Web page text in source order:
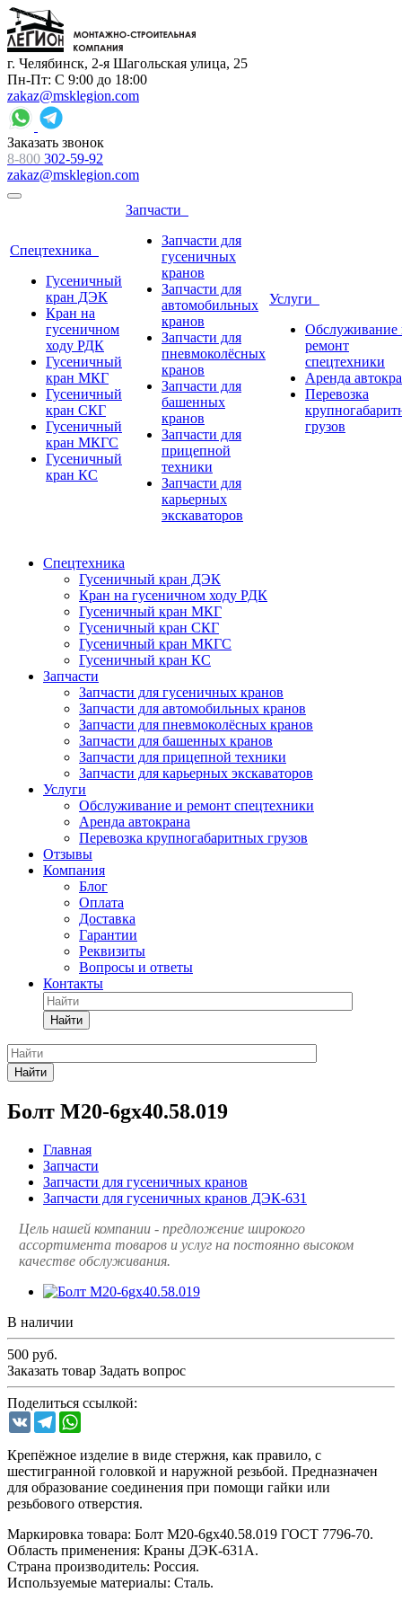
г. Челябинск, 2-я Шагольская улица, 25
Пн-Пт: С 9:00 до 18:00
zakaz@msklegion.com
Заказать звонок
8-800 302-59-92
zakaz@msklegion.com
Спецтехника
Гусеничный
кран ДЭК
Кран на
гусеничном
ходу РДК
Гусеничный
кран МКГ
Гусеничный
кран СКГ
Гусеничный
кран МКГС
Гусеничный
кран КС
Запчасти
Запчасти для
гусеничных
кранов
Запчасти для
автомобильных
кранов
Запчасти для
пневмоколёсных
кранов
Запчасти для
башенных
кранов
Запчасти для
прицепной
техники
Запчасти для
карьерных
экскаваторов
Услуги
Обслуживание
ремонт
спецтехники
Аренда
Перевозка
грузов
Спецтехника
Гусеничный кран ДЭК
Кран на гусеничном ходу РДК
Гусеничный кран МКГ
Гусеничный кран СКГ
Гусеничный кран МКГС
Гусеничный кран КС
Запчасти
Запчасти для гусеничных кранов
Запчасти для автомобильных кранов
Запчасти для пневмоколёсных кранов
Запчасти для башенных кранов
Запчасти для прицепной техники
Запчасти для карьерных экскаваторов
Услуги
Обслуживание и ремонт спецтехники
Аренда автокрана
Перевозка крупногабаритных грузов
Отзывы
Компания
Блог
Оплата
Доставка
Гарантии
Реквизиты
Вопросы и ответы
Контакты
Найти
Найти
Болт М20-6gх40.58.019
Главная
Запчасти
Запчасти для гусеничных кранов
Запчасти для гусеничных кранов ДЭК-631
Цель нашей компании - предложение широкого
ассортимента товаров и услуг на постоянно высоком
качестве обслуживания.
В наличии
500 руб.
Заказать товар Задать вопрос
Поделиться ссылкой:
VK Telegram
Крепёжное изделие в виде стержня, как правило, с
шестигранной головкой и наружной резьбой. Предназначен
для образование соединения при помощи гайки или
резьбового отверстия.
Маркировка товара: Болт М20-6gх40.58.019 ГОСТ 7796-70.
Область применения: Краны ДЭК-631А.
Страна производитель: Россия.
Используемые материалы: Сталь.